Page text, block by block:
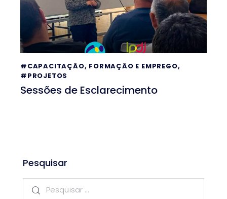
#CAPACITAÇÃO, FORMAÇÃO E EMPREGO,
#PROJETOS
Sessões de Esclarecimento
Pesquisar